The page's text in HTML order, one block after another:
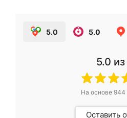
5.0 5.0
5.0
На основе 944
Оставить